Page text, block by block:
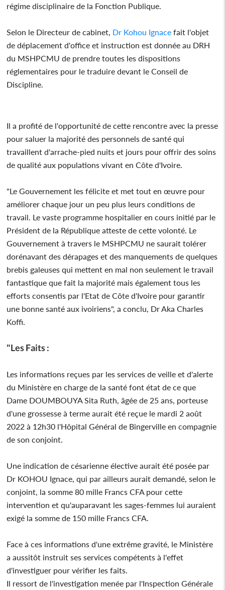
régime disciplinaire de la Fonction Publique.
Selon le Directeur de cabinet, Dr Kohou Ignace fait l'objet
de déplacement d'office et instruction est donnée au DRH
du MSHPCMU de prendre toutes les dispositions
réglementaires pour le traduire devant le Conseil de
Discipline.
Il a profité de l'opportunité de cette rencontre avec la presse
pour saluer la majorité des personnels de santé qui
travaillent d'arrache-pied nuits et jours pour offrir des soins
de qualité aux populations vivant en Côte d'Ivoire.
"Le Gouvernement les félicite et met tout en œuvre pour
améliorer chaque jour un peu plus leurs conditions de
travail. Le vaste programme hospitalier en cours initié par le
Président de la République atteste de cette volonté. Le
Gouvernement à travers le MSHPCMU ne saurait tolérer
dorénavant des dérapages et des manquements de quelques
brebis galeuses qui mettent en mal non seulement le travail
fantastique que fait la majorité mais également tous les
efforts consentis par l'Etat de Côte d'Ivoire pour garantir
une bonne santé aux ivoiriens", a conclu, Dr Aka Charles
Koffi.
"Les Faits :
Les informations reçues par les services de veille et d'alerte
du Ministère en charge de la santé font état de ce que
Dame DOUMBOUYA Sita Ruth, âgée de 25 ans, porteuse
d'une grossesse à terme aurait été reçue le mardi 2 août
2022 à 12h30 l'Hôpital Général de Bingerville en compagnie
de son conjoint.
Une indication de césarienne élective aurait été posée par
Dr KOHOU Ignace, qui par ailleurs aurait demandé, selon le
conjoint, la somme 80 mille Francs CFA pour cette
intervention et qu'auparavant les sages-femmes lui auraient
exigé la somme de 150 mille Francs CFA.
Face à ces informations d'une extrême gravité, le Ministère
a aussitôt instruit ses services compétents à l'effet
d'investiguer pour vérifier les faits.
Il ressort de l'investigation menée par l'Inspection Générale